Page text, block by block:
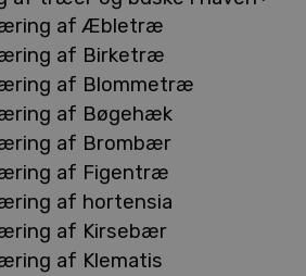
af Æbletræ
af Birketræ
af Blommetræ
af Bøgehæk
af Brombær
af Figentræ
af hortensia
af Kirsebær
af Klematis